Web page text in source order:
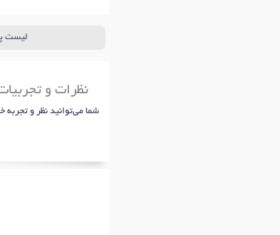
لیست
نظرات و
شما می‌توانید نظر و تجربه